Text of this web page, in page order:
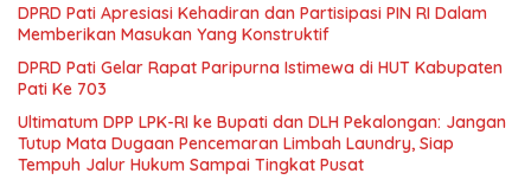
DPRD Pati Apresiasi Kehadiran dan Partisipasi PIN RI Dalam
Memberikan Masukan Yang Konstruktif
DPRD Pati Gelar Rapat Paripurna Istimewa di HUT Kabupaten
Pati Ke 703
Ultimatum DPP LPK-RI ke Bupati dan DLH Pekalongan: Jangan
Tutup Mata Dugaan Pencemaran Limbah Laundry, Siap
Tempuh Jalur Hukum Sampai Tingkat Pusat